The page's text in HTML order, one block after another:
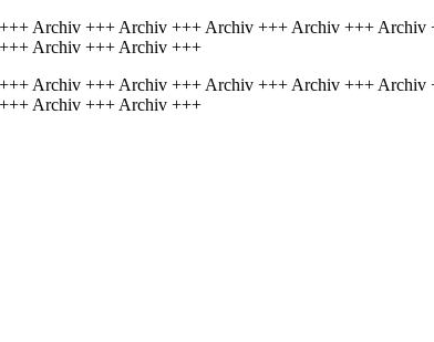
Archiv +++ Archiv +++ Archiv +++ Archiv +++
Archiv +++ Archiv +++
Archiv +++ Archiv +++ Archiv +++ Archiv +++
Archiv +++ Archiv +++